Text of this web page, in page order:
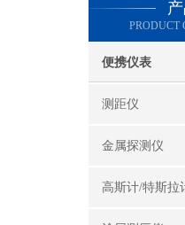
PRODUCT
便携仪表
测距仪
金属探测仪
高斯计/特斯拉